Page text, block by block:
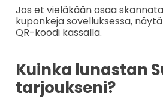
Jos et vieläkään osaa
kuponkeja sovelluksessa,
QR-koodi kassalla.
Kuinka lunastan
tarjoukseni?